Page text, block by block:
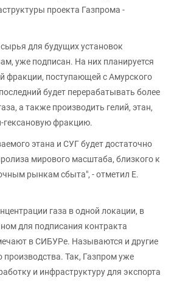
проекта Газпрома -
для будущих установок
уже подписан. На них планируется
фракции, поступающей с Амурского
будет перерабатывать более
а также производить гелий, этан,
гексановую фракцию.
этана и СУГ будет достаточно
мирового масштаба, близкого к
рынкам сбыта", - отметил Е.
газа в одной локации, в
для подписания контракта
в СИБУРе. Называются и другие
производства. Так, Газпром уже
и инфраструктуру для экспорта